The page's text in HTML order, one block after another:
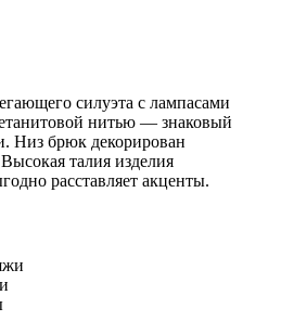
силуэта с лампасами
нитью — знаковый
Низ брюк декорирован
талия изделия
расставляет акценты.